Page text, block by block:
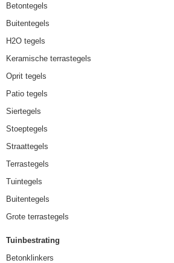
Betontegels
Buitentegels
H2O tegels
Keramische terrastegels
Oprit tegels
Patio tegels
Siertegels
Stoeptegels
Straattegels
Terrastegels
Tuintegels
Buitentegels
Grote terrastegels
Tuinbestrating
Betonklinkers